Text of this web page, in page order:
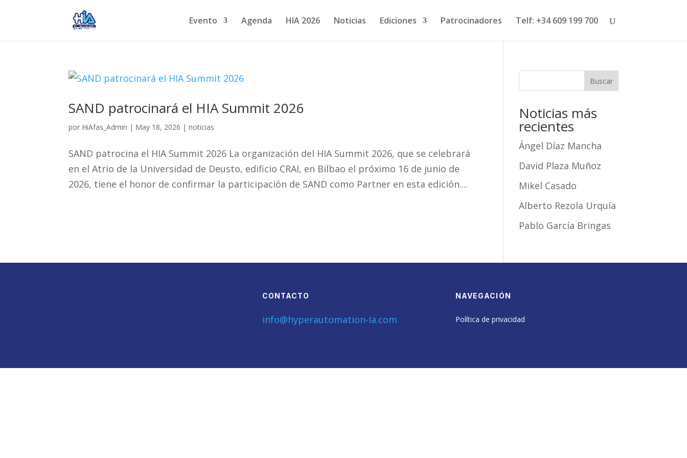
Evento Agenda HIA 2026 Noticias Ediciones Patrocinadores Telf: +34 609 199 700
SAND patrocinará el HIA Summit 2026
por HiAfas_Admin | May 18, 2026 |noticias
SAND patrocina el HIA Summit 2026 La organización del HIA Summit 2026, que se celebrará
en el Atrio de la Universidad de Deusto, edificio CRAI, en Bilbao el próximo 16 de junio de
2026, tiene el honor de confirmar la participación de SAND como Partner en esta edición....
Buscar
Noticias más
recientes
Ángel Díaz Mancha
David Plaza Muñoz
Mikel Casado
Alberto Rezola Urquía
Pablo García Bringas
CONTACTO
info@hyperautomation-ia.com
NAVEGACIÓN
Política de privacidad